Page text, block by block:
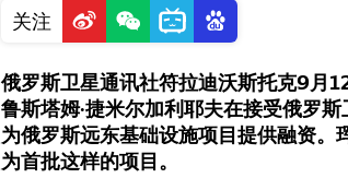
关注
俄罗斯卫星通讯社符拉迪沃斯托克9月
鲁斯塔姆·捷米尔加利耶夫在接受俄罗
为俄罗斯远东基础设施项目提供融资
为首批这样的项目。